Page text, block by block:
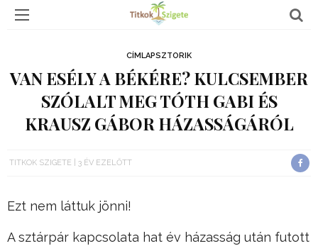
CÍMLAPSZTORIK
VAN ESÉLY A BÉKÉRE? KULCSEMBER
SZÓLALT MEG TÓTH GABI ÉS
KRAUSZ GÁBOR HÁZASSÁGÁRÓL
TITKOK SZIGETE 3 ÉV EZELŐTT
Ezt nem láttuk jönni!
A sztárpár kapcsolata hat év házasság után futott